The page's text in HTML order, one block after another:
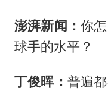
澎湃新闻：你
球手的水平？
丁俊晖： 普遍